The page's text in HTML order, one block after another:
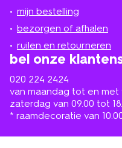
mijn bestelling
bezorgen of afhalen
ruilen en retourneren
bel onze
020 224 2424
van maandag tot en met
zaterdag van 09.00 tot
* raamdecoratie van
in
de
buurt